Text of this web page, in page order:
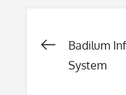
Post
Badilum
System